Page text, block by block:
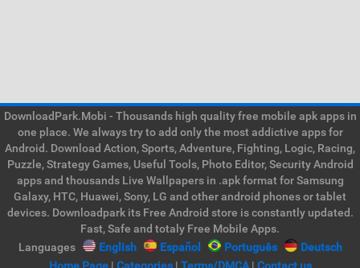
DownloadPark.Mobi - Thousands high quality free mobile apk apps in
one place. We always try to add only the most addictive apps for
Android. Download Action, Sports, Adventure, Fighting, Logic, Racing,
Puzzle, Strategy Games, Useful Tools, Photo Editor, Security Android
apps and thousands Live Wallpapers in .apk format for Samsung
Galaxy, HTC, Huawei, Sony, LG and other android phones or tablet
devices. Downloadpark its Free Android store is constantly updated.
Fast, Safe and totaly Free Mobile Apps.
Languages
English Español Português
Deutsch
Home Page| Categories| Terms/DMCA| Contact us